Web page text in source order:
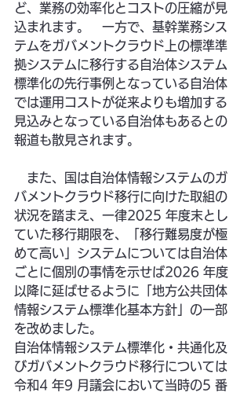
ど、業務の効率化とコストの圧縮が見
込まれます。　一方で、基幹業務シス
テムをガバメントクラウド上の標準準
拠システムに移行する自治体システム
標準化の先行事例となっている自治体
では運用コストが従来よりも増加する
見込みとなっている自治体もあるとの
報道も散見されます。
また、国は自治体情報システムのガ
バメントクラウド移行に向けた取組の
状況を踏まえ、一律2025 年度末とし
ていた移行期限を、「移行難易度が極
めて高い」システムについては自治体
ごとに個別の事情を示せば2026 年度
以降に延ばせるように「地方公共団体
情報システム標準化基本方針」の一部
を改めました。
自治体情報システム標準化・共通化及
びガバメントクラウド移行については
令和4 年9 月議会において当時の5 番